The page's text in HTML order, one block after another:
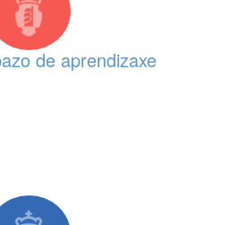
de aprendizaxe